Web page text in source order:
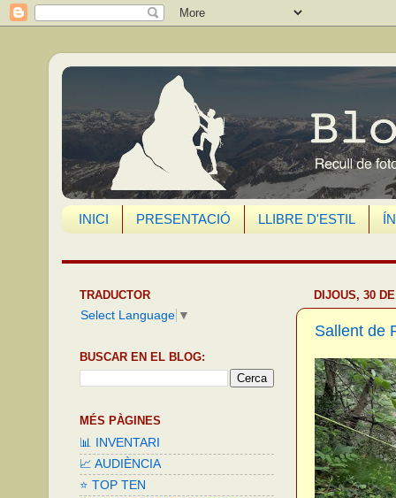
INICI PRESENTACIÓ LLIBRE D'ESTIL
DIJOUS, 30
Sallent de
TRADUCTOR
Select Language ▼
BUSCAR EN EL BLOG:
MÉS PÀGINES
📊 INVENTARI
📈 AUDIÈNCIA
⭐️ TOP TEN